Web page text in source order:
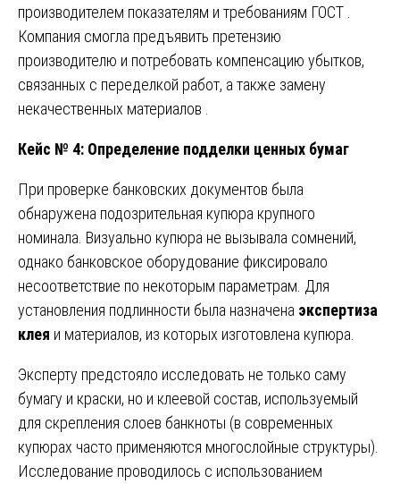
производителем показателям и требованиям ГОСТ .
Компания смогла предъявить претензию
производителю и потребовать компенсацию убытков,
связанных с переделкой работ, а также замену
некачественных материалов .
Кейс № 4: Определение подделки ценных бумаг
При проверке банковских документов была
обнаружена подозрительная купюра крупного
номинала. Визуально купюра не вызывала сомнений,
однако банковское оборудование фиксировало
несоответствие по некоторым параметрам. Для
установления подлинности была назначена экспертиза
клея и материалов, из которых изготовлена купюра.
Эксперту предстояло исследовать не только саму
бумагу и краски, но и клеевой состав, используемый
для скрепления слоев банкноты (в современных
купюрах часто применяются многослойные структуры).
Исследование проводилось с использованием